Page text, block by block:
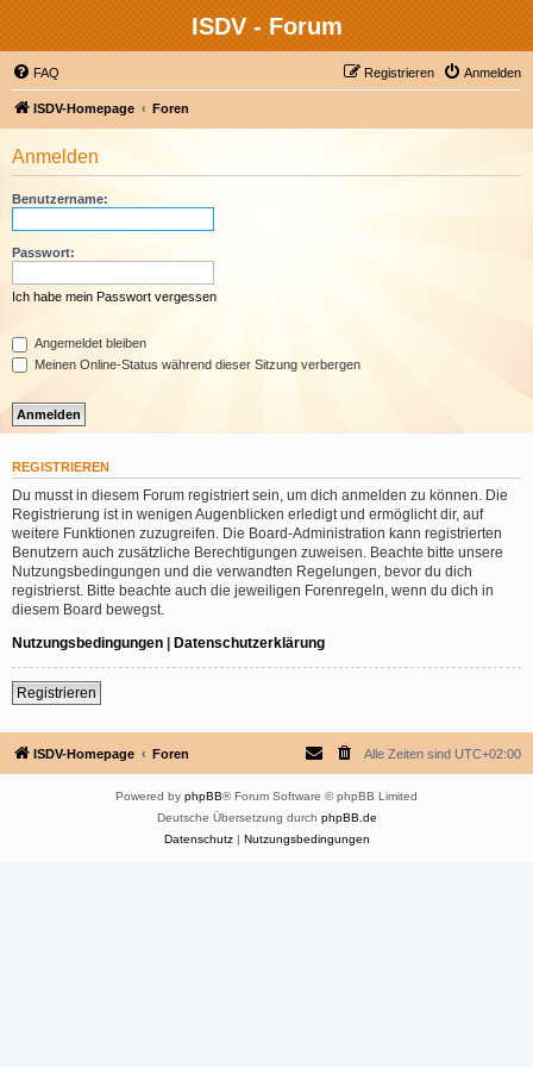
ISDV - Forum
FAQ Anmelden
Registrieren
ISDV-Homepage Foren
Anmelden
Benutzername:
Passwort:
Ich habe mein Passwort vergessen
Angemeldet bleiben
Meinen Online-Status während dieser Sitzung verbergen
REGISTRIEREN
Du musst in diesem Forum registriert sein, um dich anmelden zu können. Die
Registrierung ist in wenigen Augenblicken erledigt und ermöglicht dir, auf
weitere Funktionen zuzugreifen. Die Board-Administration kann registrierten
Benutzern auch zusätzliche Berechtigungen zuweisen. Beachte bitte unsere
Nutzungsbedingungen und die verwandten Regelungen, bevor du dich
registrierst. Bitte beachte auch die jeweiligen Forenregeln, wenn du dich in
diesem Board bewegst.
Nutzungsbedingungen | Datenschutzerklärung
Registrieren
ISDV-Homepage Foren Alle Zeiten sind UTC+02:00
Powered by phpBB® Forum Software © phpBB Limited
Deutsche Übersetzung durch phpBB.de
Datenschutz| Nutzungsbedingungen